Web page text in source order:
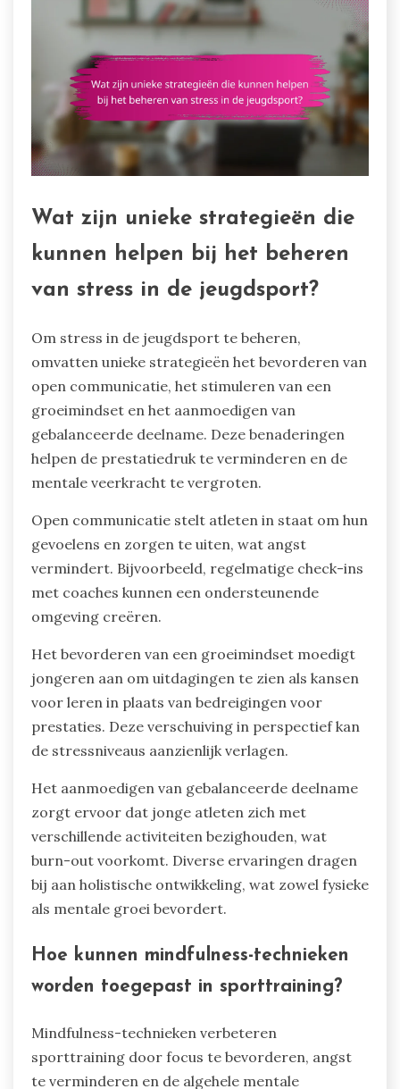
Wat zijn unieke strategieën die
kunnen helpen bij het beheren
van stress in de jeugdsport?
Om stress in de jeugdsport te beheren,
omvatten unieke strategieën het bevorderen van
open communicatie, het stimuleren van een
groeimindset en het aanmoedigen van
gebalanceerde deelname. Deze benaderingen
helpen de prestatiedruk te verminderen en de
mentale veerkracht te vergroten.
Open communicatie stelt atleten in staat om hun
gevoelens en zorgen te uiten, wat angst
vermindert. Bijvoorbeeld, regelmatige check-ins
met coaches kunnen een ondersteunende
omgeving creëren.
Het bevorderen van een groeimindset moedigt
jongeren aan om uitdagingen te zien als kansen
voor leren in plaats van bedreigingen voor
prestaties. Deze verschuiving in perspectief kan
de stressniveaus aanzienlijk verlagen.
Het aanmoedigen van gebalanceerde deelname
zorgt ervoor dat jonge atleten zich met
verschillende activiteiten bezighouden, wat
burn-out voorkomt. Diverse ervaringen dragen
bij aan holistische ontwikkeling, wat zowel fysieke
als mentale groei bevordert.
Hoe kunnen mindfulness-technieken
worden toegepast in sporttraining?
Mindfulness-technieken verbeteren
sporttraining door focus te bevorderen, angst
te verminderen en de algehele mentale